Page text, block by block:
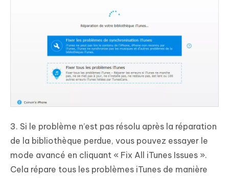
3. Si le problème n’est pas résolu après la réparation
de la bibliothèque perdue, vous pouvez essayer le
mode avancé en cliquant « Fix All iTunes Issues ».
Cela répare tous les problèmes iTunes de manière